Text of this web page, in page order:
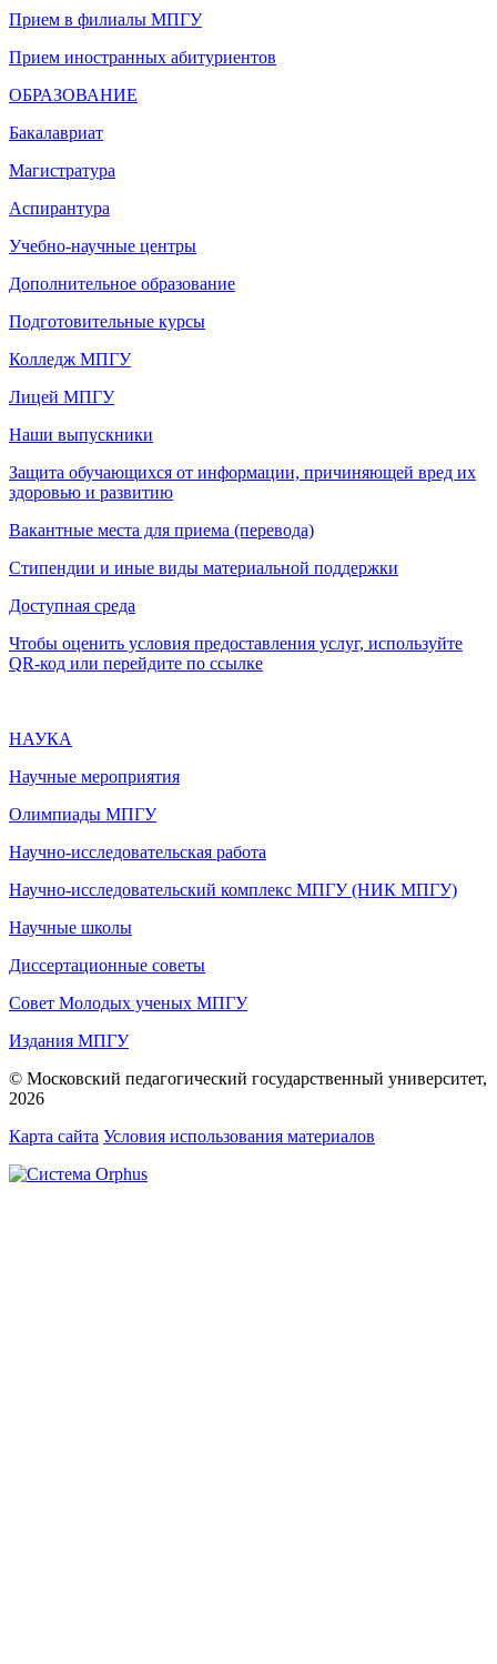
Прием в филиалы МПГУ
Прием иностранных абитуриентов
ОБРАЗОВАНИЕ
Бакалавриат
Магистратура
Аспирантура
Учебно-научные центры
Дополнительное образование
Подготовительные курсы
Колледж МПГУ
Лицей МПГУ
Наши выпускники
Защита обучающихся от информации, причиняющей вред их
здоровью и развитию
Вакантные места для приема (перевода)
Стипендии и иные виды материальной поддержки
Доступная среда
Чтобы оценить условия предоставления услуг, используйте
QR-код или перейдите по ссылке
НАУКА
Научные мероприятия
Олимпиады МПГУ
Научно-исследовательская работа
Научно-исследовательский комплекс МПГУ (НИК МПГУ)
Научные школы
Диссертационные советы
Совет Молодых ученых МПГУ
Издания МПГУ
© Московский педагогический государственный университет,
2026
Карта сайта Условия использования материалов